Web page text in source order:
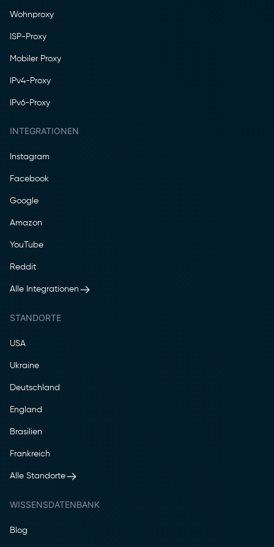
Wohnproxy
ISP-Proxy
Mobiler Proxy
IPv4-Proxy
IPv6-Proxy
INTEGRATIONEN
Instagram
Facebook
Google
Amazon
YouTube
Reddit
Alle Integrationen
STANDORTE
USA
Ukraine
Deutschland
England
Brasilien
Frankreich
Alle Standorte
WISSENSDATENBANK
Blog